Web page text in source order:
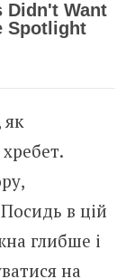
як
в цій
глибше і
на